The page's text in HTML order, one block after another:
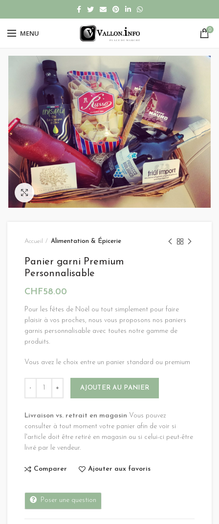
MENU 0
Click to enlarge
Accueil Alimentation & Épicerie
Panier garni Premium
Personnalisable
CHF58.00
Pour les fêtes de Noël ou tout simplement pour faire
plaisir à vos proches, nous vous proposons nos paniers
garnis personnalisable avec toutes notre gamme de
produits.
Vous avez le choix entre un panier standard ou premium
AJOUTER AU PANIER
Livraison vs. retrait en magasin Vous pouvez
consulter à tout moment votre panier afin de voir si
l'article doit être retiré en magasin ou si celui-ci peut-être
livré par le vendeur.
Comparer Ajouter aux favoris
Poser une question